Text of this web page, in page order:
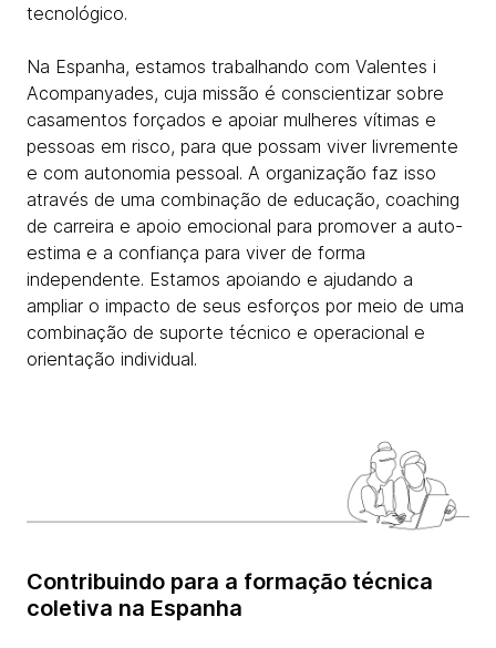
tecnológico.
Na Espanha, estamos trabalhando com Valentes i
Acompanyades, cuja missão é conscientizar sobre
casamentos forçados e apoiar mulheres vítimas e
pessoas em risco, para que possam viver livremente
e com autonomia pessoal. A organização faz isso
através de uma combinação de educação, coaching
de carreira e apoio emocional para promover a auto-
estima e a confiança para viver de forma
independente. Estamos apoiando e ajudando a
ampliar o impacto de seus esforços por meio de uma
combinação de suporte técnico e operacional e
orientação individual.
Contribuindo para a formação técnica
coletiva na Espanha